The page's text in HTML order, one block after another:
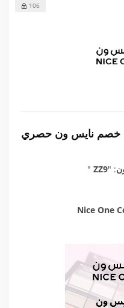
106
" ZZ9" :
Nice One